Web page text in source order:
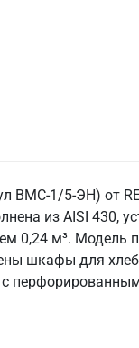
1/5-ЭН) от
из AISI 430,
0,24 м³. Модель
шкафы для